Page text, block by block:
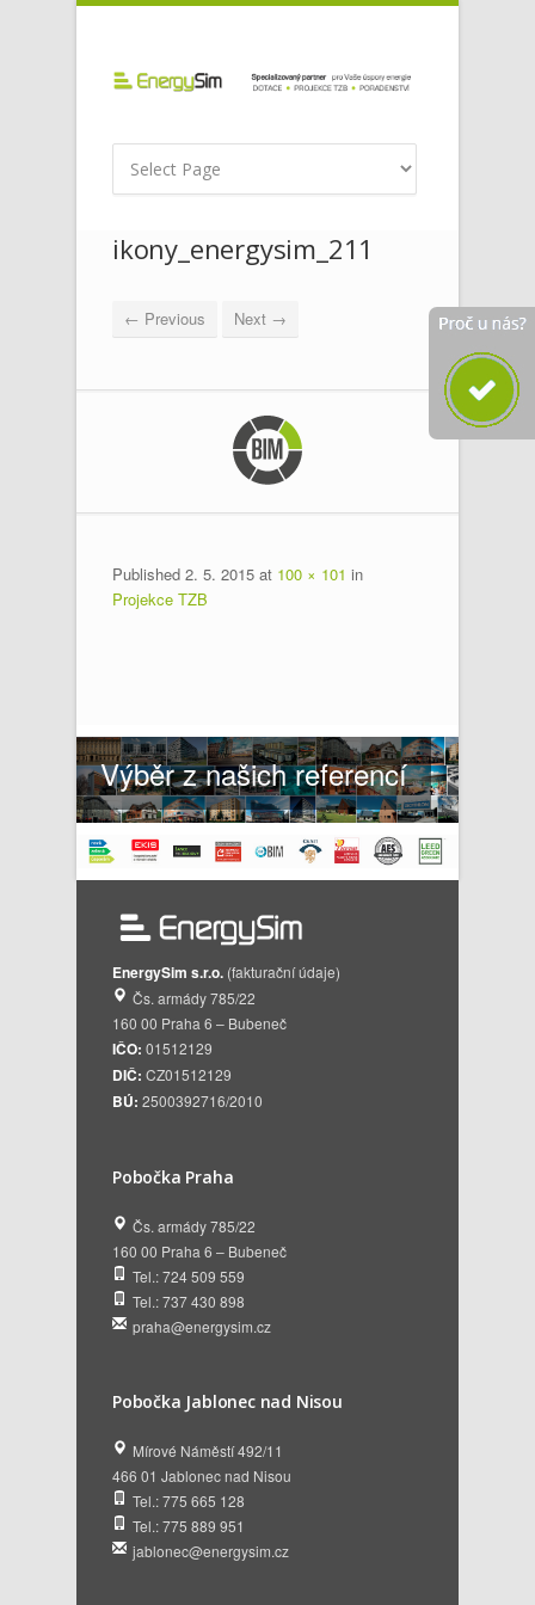
ikony_energysim_211
← Previous Next →
Published 2. 5. 2015 at 100 × 101 in
Projekce TZB
Výběr z našich referencí
EnergySim s.r.o. (fakturační údaje)
Čs. armády 785/22
160 00 Praha 6 – Bubeneč
IČO: 01512129
DIČ: CZ01512129
BÚ: 2500392716/2010
Pobočka Praha
Čs. armády 785/22
160 00 Praha 6 – Bubeneč
Tel.: 724 509 559
Tel.: 737 430 898
praha@energysim.cz
Pobočka Jablonec nad Nisou
Mírové Náměstí 492/11
466 01 Jablonec nad Nisou
Tel.: 775 665 128
Tel.: 775 889 951
jablonec@energysim.cz